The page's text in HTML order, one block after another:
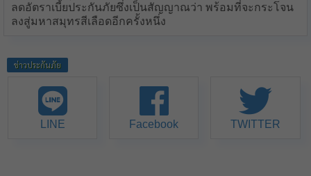
ลดอัตราเบี้ยประกันภัยซึ่งเป็นสัญญาณว่า พร้อมที่จะกระโจน
ลงสู่มหาสมุทรสีเลือดอีกครั้งหนึ่ง
ข่าวประกันภัย
LINE Facebook TWITTER